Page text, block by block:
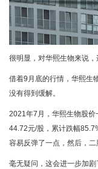
很明显，对华熙生物来说，
借着9月底的行情，华熙生
没有得到缓解。
2021年7月，华熙生物股价
44.72元/股，累计跌幅
容易反弹了一点，然后，二
毫无疑问，这会进一步加剧